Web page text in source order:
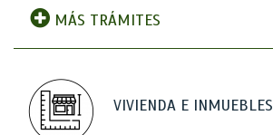
MÁS TRÁMITES
VIVIENDA E INMUEBLES